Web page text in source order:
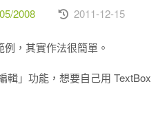
2008
2011-12-15
，其實作法很簡單。
輯」功能，想要自己用 TextBox